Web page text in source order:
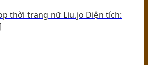
thời trang nữ Liu.jo Diện tích: